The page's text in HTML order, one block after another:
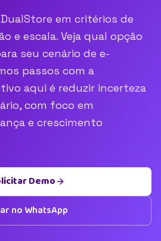
em critérios de
e escala. Veja qual opção
seu cenário de e-
passos com a
aqui é reduzir incerteza
com foco em
e crescimento
Demo
no WhatsApp